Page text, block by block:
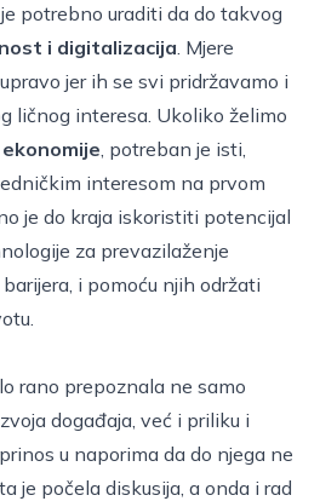
potrebno uraditi da do takvog
i digitalizacija. Mjere
jer ih se svi pridržavamo i
ličnog interesa. Ukoliko želimo
, potreban je isti,
interesom na prvom
je do kraja iskoristiti potencijal
za prevazilaženje
i pomoću njih održati
rano prepoznala ne samo
događaja, već i priliku i
u naporima da do njega ne
je počela diskusija, a onda i rad